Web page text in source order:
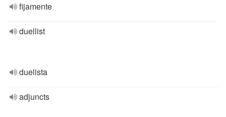
fijamente
duellist
duelista
adjuncts